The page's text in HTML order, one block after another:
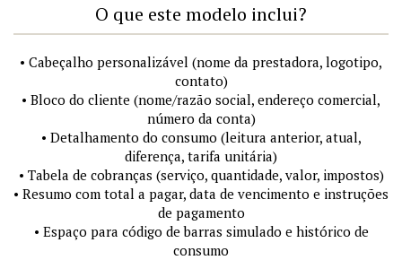
O que este modelo inclui?
• Cabeçalho personalizável (nome da prestadora, logotipo,
contato)
• Bloco do cliente (nome/razão social, endereço comercial,
número da conta)
• Detalhamento do consumo (leitura anterior, atual,
diferença, tarifa unitária)
• Tabela de cobranças (serviço, quantidade, valor, impostos)
• Resumo com total a pagar, data de vencimento e instruções
de pagamento
• Espaço para código de barras simulado e histórico de
consumo